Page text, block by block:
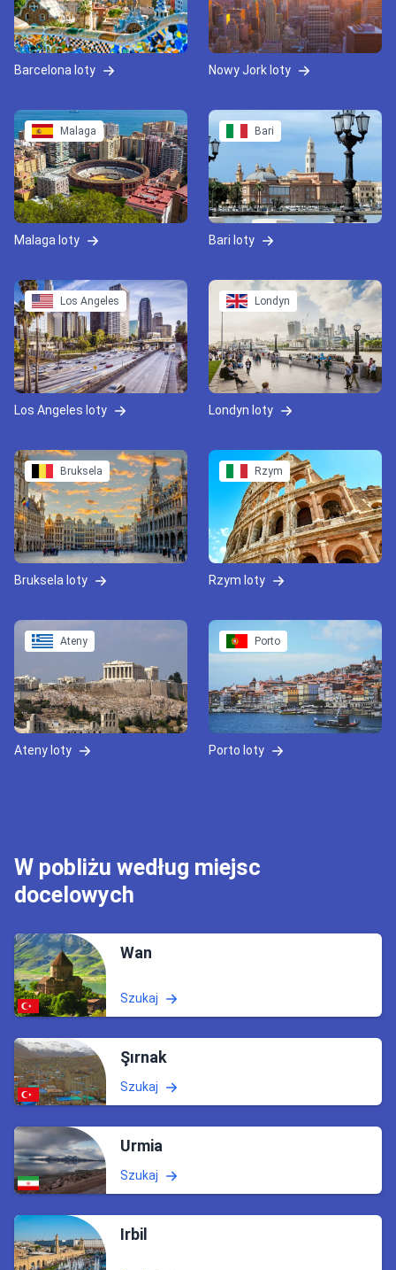
Barcelona loty Nowy Jork loty
Malaga
Malaga loty
Bari
Bari loty
Los Angeles
Los Angeles loty
Londyn
Londyn loty
Bruksela
Bruksela loty
Rzym
Rzym loty
Ateny
Ateny loty
Porto
Porto loty
W pobliżu według miejsc
docelowych
Wan
Szukaj
Şırnak
Szukaj
Urmia
Szukaj
Irbil